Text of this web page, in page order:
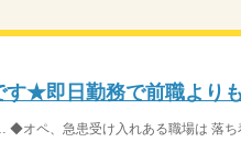
す★即日勤務で前職より
オペ、急患受け入れある職場は 落